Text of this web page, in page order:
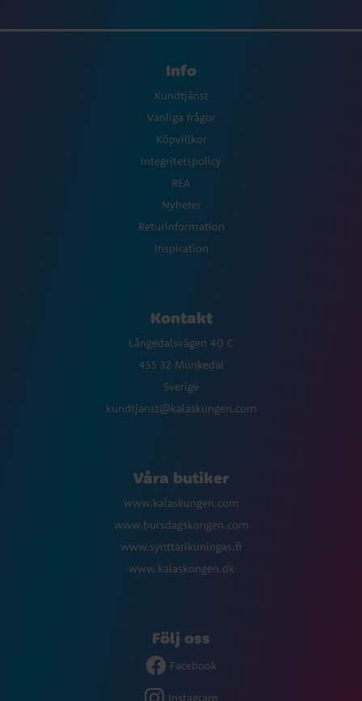
Info
Kundtjänst
Vanliga frågor
Köpvillkor
Integritetspolicy
REA
Nyheter
Returinformation
Inspiration
Kontakt
Långedalsvägen 40 C
455 32 Munkedal
Sverige
kundtjanst@kalaskungen.com
Våra butiker
www.kalaskungen.com
www.bursdagskongen.com
www.synttarikuningas.fi
www.kalaskongen.dk
Följ oss
Facebook
Instagram